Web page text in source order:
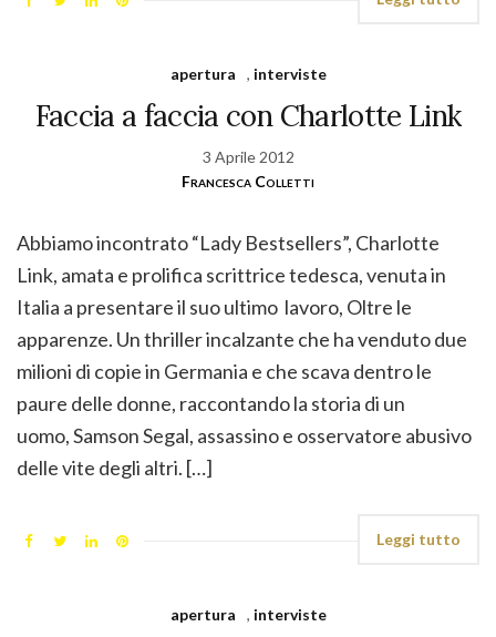
apertura , interviste
Faccia a faccia con Charlotte Link
3 Aprile 2012
Francesca Colletti
Abbiamo incontrato “Lady Bestsellers”, Charlotte
Link, amata e prolifica scrittrice tedesca, venuta in
Italia a presentare il suo ultimo lavoro, Oltre le
apparenze. Un thriller incalzante che ha venduto due
milioni di copie in Germania e che scava dentro le
paure delle donne, raccontando la storia di un
uomo, Samson Segal, assassino e osservatore abusivo
delle vite degli altri. […]
Leggi tutto
apertura , interviste